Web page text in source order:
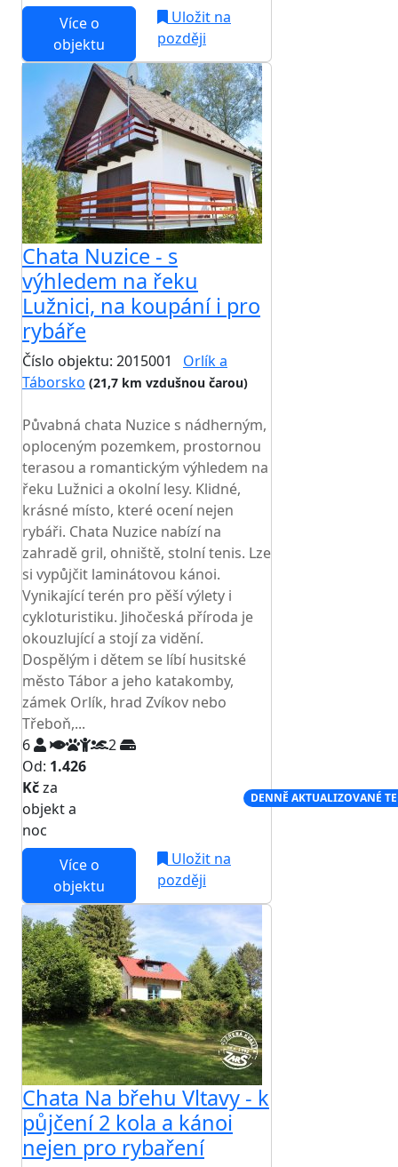
Více o
objektu
Uložit na
později
Chata Nuzice - s
výhledem na řeku
Lužnici, na koupání i pro
rybáře
Číslo objektu: 2015001
Orlík a
Táborsko (21,7 km vzdušnou čarou)
Půvabná chata Nuzice s nádherným,
oploceným pozemkem, prostornou
terasou a romantickým výhledem na
řeku Lužnici a okolní lesy. Klidné,
krásné místo, které ocení nejen
rybáři. Chata Nuzice nabízí na
zahradě gril, ohniště, stolní tenis. Lze
si vypůjčit laminátovou kánoi.
Vynikající terén pro pěší výlety i
cykloturistiku. Jihočeská příroda je
okouzlující a stojí za vidění.
Dospělým i dětem se líbí husitské
město Tábor a jeho katakomby,
zámek Orlík, hrad Zvíkov nebo
Třeboň,...
6
2
Od: 1.426
Kčza
objekt a
noc
DENNĚ AKTUALIZOVANÉ
Více o
objektu
Uložit na
později
Chata Na břehu Vltavy - k
půjčení 2 kola a kánoi
nejen pro rybaření